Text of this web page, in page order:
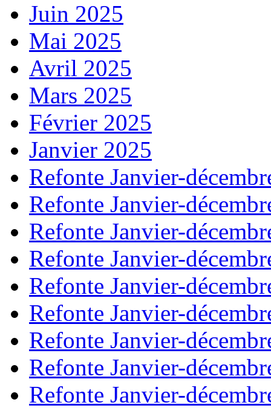
Juin 2025
Mai 2025
Avril 2025
Mars 2025
Février 2025
Janvier 2025
Refonte Janvier-
Refonte Janvier-
Refonte Janvier-
Refonte Janvier-
Refonte Janvier-
Refonte Janvier-
Refonte Janvier-
Refonte Janvier-
Refonte Janvier-